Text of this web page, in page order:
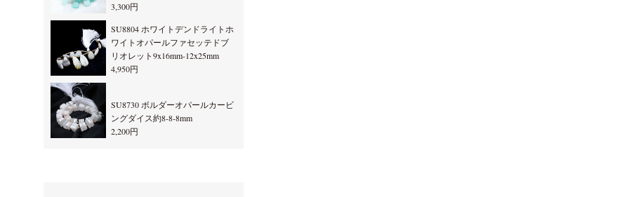
3,300円
SU8804 ホワイトデンドライトホ
ワイトオパールファセッテドブ
リオレット9x16mm-12x25mm
4,950円
SU8730 ボルダーオパールカービ
ングダイス約8-8-8mm
2,200円